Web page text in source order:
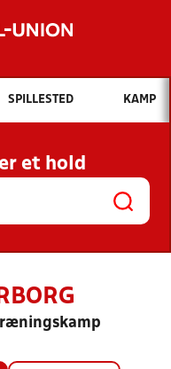
Hvad vil du søge efter?
OG NYHEDER
KLUBBER OG
SPILLESTED KAMP
et hold